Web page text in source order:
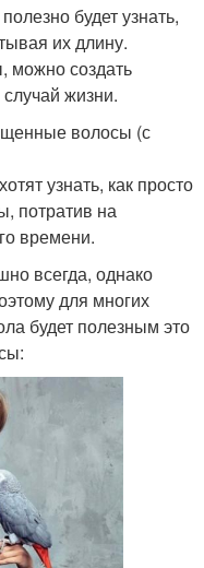
будет узнать,
их длину.
можно создать
жизни.
волосы (с
узнать, как просто
потратив на
времени.
всегда, однако
для многих
будет полезным это